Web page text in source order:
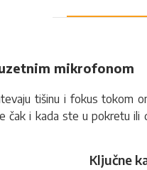
mikrofonom
tišinu i fokus tokom
čak i kada ste u
Ključne